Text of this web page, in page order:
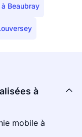
à Beaubray
à
mobile à